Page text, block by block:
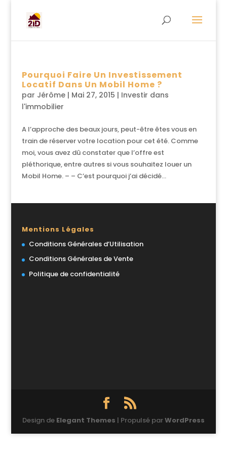
Pourquoi Faire Un Investissement
Locatif Dans Un Mobil Home ?
par Jérôme| Mai 27, 2015 | Investir dans
l'immobilier
A l’approche des beaux jours, peut-être êtes vous en
train de réserver votre location pour cet été. Comme
moi, vous avez dû constater que l’offre est
pléthorique, entre autres si vous souhaitez louer un
Mobil Home. – – C’est pourquoi j’ai décidé...
Mentions Légales
Conditions Générales d’Utilisation
Conditions Générales de Vente
Politique de confidentialité
Design de Elegant Themes | Propulsé parWordPress